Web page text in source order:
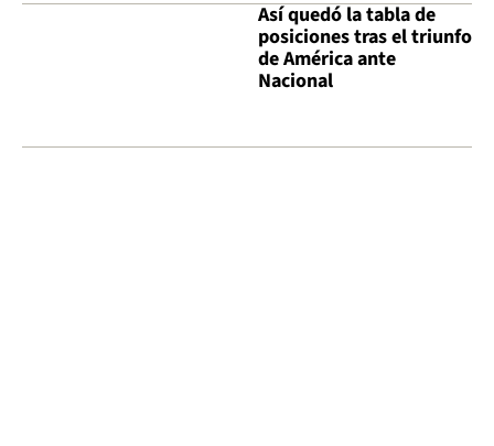
Así quedó la tabla de
posiciones tras el triunfo
de América ante
Nacional